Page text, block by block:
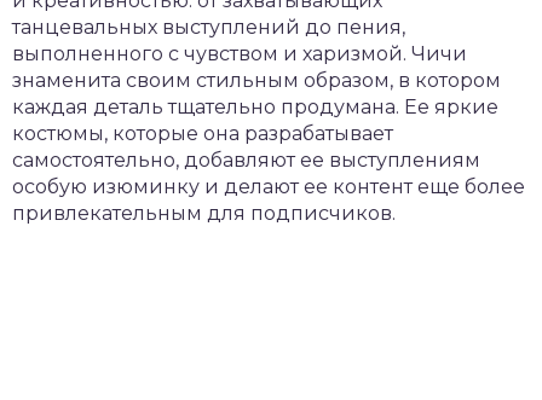
танцевальных выступлений до пения,
выполненного с чувством и харизмой. Чичи
знаменита своим стильным образом, в котором
каждая деталь тщательно продумана. Ее яркие
костюмы, которые она разрабатывает
самостоятельно, добавляют ее выступлениям
особую изюминку и делают ее контент еще более
привлекательным для подписчиков.